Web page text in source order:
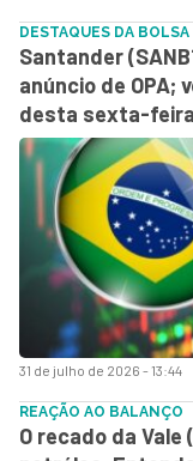
31 de julho de 2026 - 13:44
DESTAQUES DA BOLSA
Santander
anúncio de OPA;
desta sexta-
REAÇÃO AO BALANÇO
O recado da Vale